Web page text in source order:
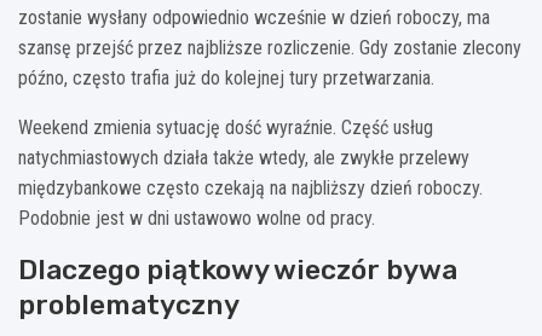
zostanie wysłany odpowiednio wcześnie w dzień roboczy, ma
szansę przejść przez najbliższe rozliczenie. Gdy zostanie zlecony
późno, często trafia już do kolejnej tury przetwarzania.
Weekend zmienia sytuację dość wyraźnie. Część usług
natychmiastowych działa także wtedy, ale zwykłe przelewy
międzybankowe często czekają na najbliższy dzień roboczy.
Podobnie jest w dni ustawowo wolne od pracy.
Dlaczego piątkowy wieczór bywa
problematyczny